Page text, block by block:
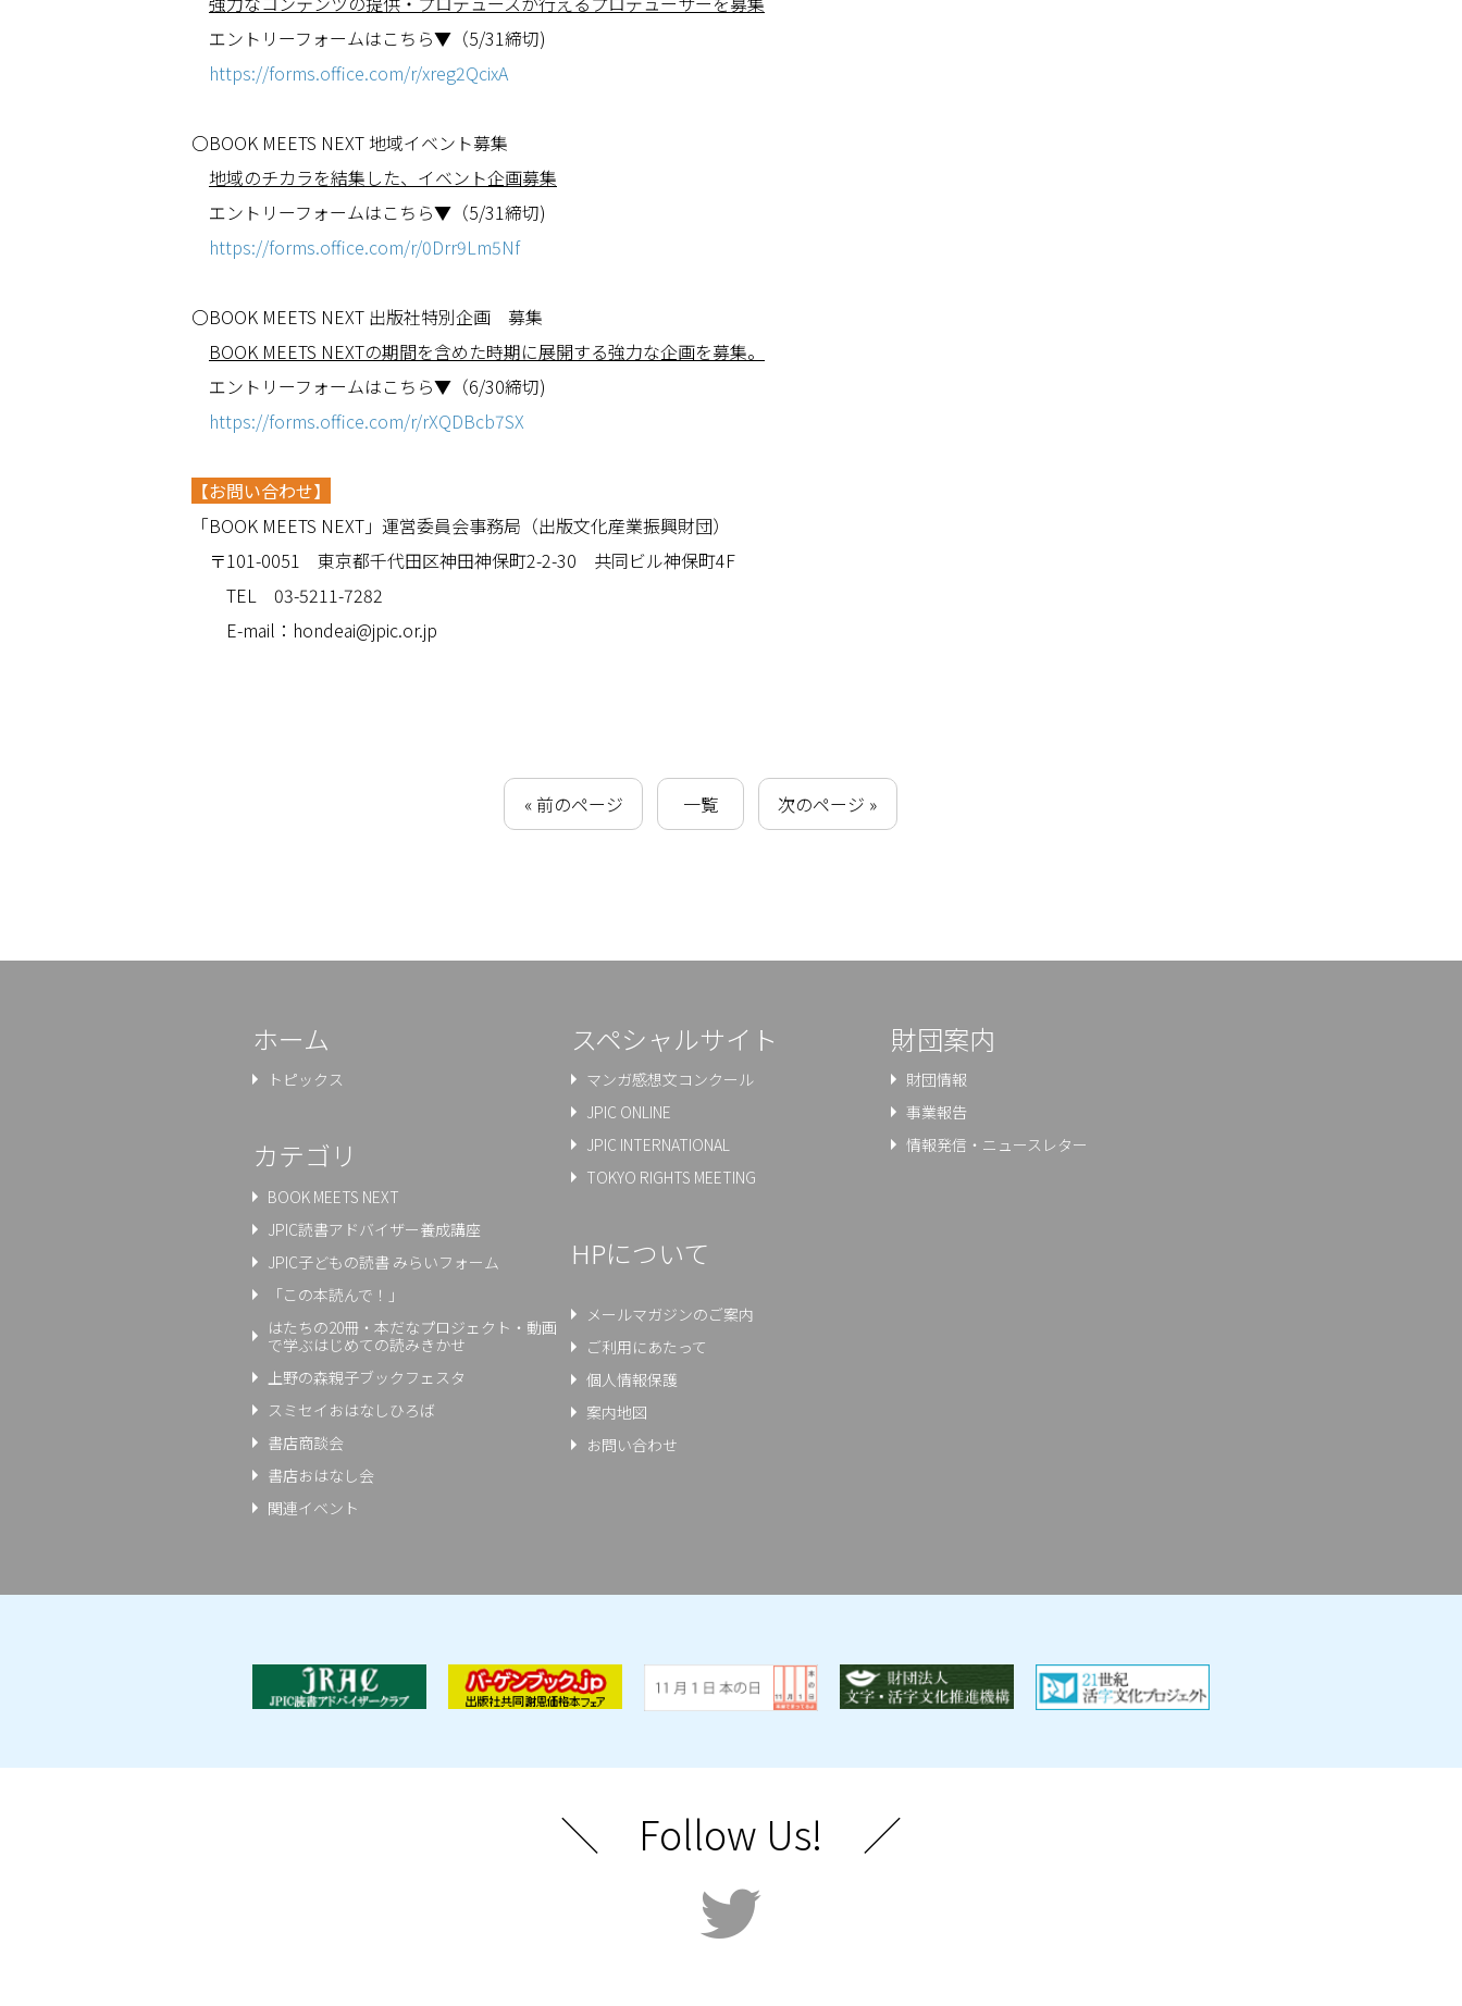
エントリーフォームはこちら▼（5/31締切)
https://forms.office.com/r/xreg2QcixA
〇BOOK MEETS NEXT 地域イベント募集
地域のチカラを結集した、イベント企画募集
エントリーフォームはこちら▼（5/31締切)
https://forms.office.com/r/0Drr9Lm5Nf
〇BOOK MEETS NEXT 出版社特別企画 募集
BOOK MEETS NEXTの期間を含めた時期に展開する強力な企画を募集。
エントリーフォームはこちら▼（6/30締切)
https://forms.office.com/r/rXQDBcb7SX
【お問い合わせ】
「BOOK MEETS NEXT」運営委員会事務局（出版文化産業振興財団）
〒101-0051 東京都千代田区神田神保町2-2-30 共同ビル神保町4F
TEL 03-5211-7282
E-mail：hondeai@jpic.or.jp
« 前のページ 一覧 次のページ »
ホーム
トピックス
カテゴリ
BOOK MEETS NEXT
JPIC読書アドバイザー養成講座
JPIC子どもの読書 みらいフォーム
「この本読んで！」
はたちの20冊・本だなプロジェクト・動画
で学ぶはじめての読みきかせ
上野の森親⼦ブックフェスタ
スミセイおはなしひろば
書店商談会
書店おはなし会
関連イベント
スペシャルサイト
マンガ感想文コンクール
JPIC ONLINE
JPIC INTERNATIONAL
TOKYO RIGHTS MEETING
HPについて
メールマガジンのご案内
ご利用にあたって
個人情報保護
案内地図
お問い合わせ
財団案内
財団情報
事業報告
情報発信・ニュースレター
＼ Follow Us! ／